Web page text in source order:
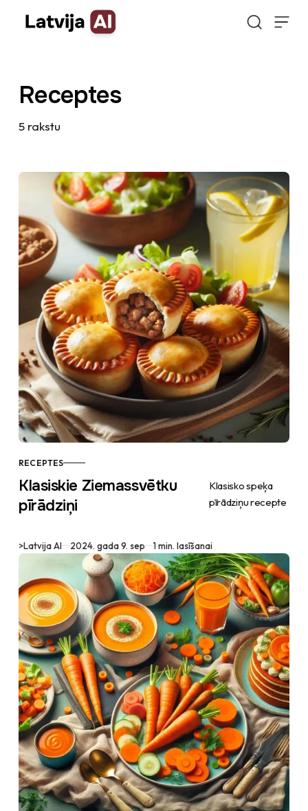
Receptes
5 rakstu
RECEPTES
Klasiskie Ziemassvētku
pīrādziņi
Klasisko speķa
pīrādziņu recepte
>Latvija AI 2024. gada 9. sep 1 min. lasīšanai